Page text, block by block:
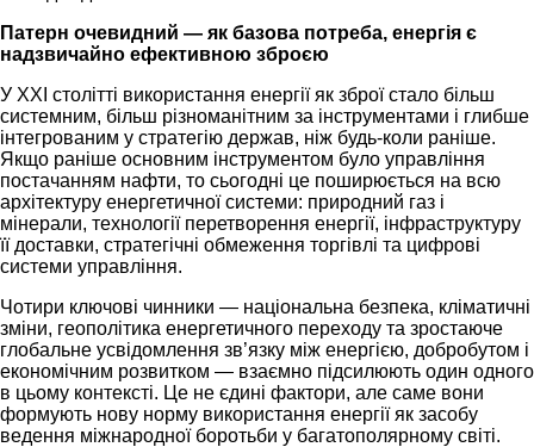
Патерн очевидний — як базова потреба, енергія є
надзвичайно ефективною зброєю
У XXI столітті використання енергії як зброї стало більш
системним, більш різноманітним за інструментами і глибше
інтегрованим у стратегію держав, ніж будь-коли раніше.
Якщо раніше основним інструментом було управління
постачанням нафти, то сьогодні це поширюється на всю
архітектуру енергетичної системи: природний газ і
мінерали, технології перетворення енергії, інфраструктуру
її доставки, стратегічні обмеження торгівлі та цифрові
системи управління.
Чотири ключові чинники — національна безпека, кліматичні
зміни, геополітика енергетичного переходу та зростаюче
глобальне усвідомлення зв’язку між енергією, добробутом і
економічним розвитком — взаємно підсилюють один одного
в цьому контексті. Це не єдині фактори, але саме вони
формують нову норму використання енергії як засобу
ведення міжнародної боротьби у багатополярному світі.